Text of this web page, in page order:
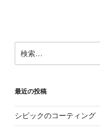
ン
索:
最近の投稿
シビックのコーティング